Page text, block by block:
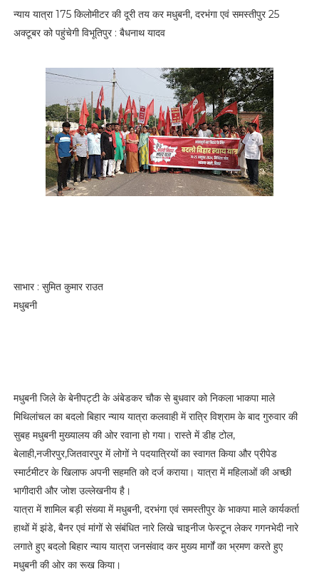
न्याय यात्रा 175 किलोमीटर की दूरी तय कर मधुबनी, दरभंगा एवं समस्तीपुर 25
अक्टूबर को पहुंचेगी विभूतिपुर : बैधनाथ यादव
साभार : सुमित कुमार राउत
मधुबनी
मधुबनी जिले के बेनीपट्टी के अंबेडकर चौक से बुधवार को निकला भाकपा माले
मिथिलांचल का बदलो बिहार न्याय यात्रा कलवाही में रात्रि विश्राम के बाद गुरुवार की
सुबह मधुबनी मुख्यालय की ओर रवाना हो गया। रास्ते में डीह टोल,
बेलाही,नजीरपुर,जितवारपुर में लोगों ने पदयात्रियों का स्वागत किया और प्रीपेड
स्मार्टमीटर के खिलाफ अपनी सहमति को दर्ज कराया। यात्रा में महिलाओं की अच्छी
भागीदारी और जोश उल्लेखनीय है।
यात्रा में शामिल बड़ी संख्या में मधुबनी, दरभंगा एवं समस्तीपुर के भाकपा माले कार्यकर्ता
हाथों में झंडे, बैनर एवं मांगों से संबंधित नारे लिखे चाइनीज फेस्टून लेकर गगनभेदी नारे
लगाते हुए बदलो बिहार न्याय यात्रा जनसंवाद कर मुख्य मार्गों का भ्रमण करते हुए
मधुबनी की ओर का रूख किया।